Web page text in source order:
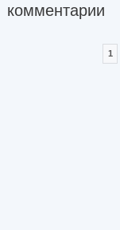
комментарии
1